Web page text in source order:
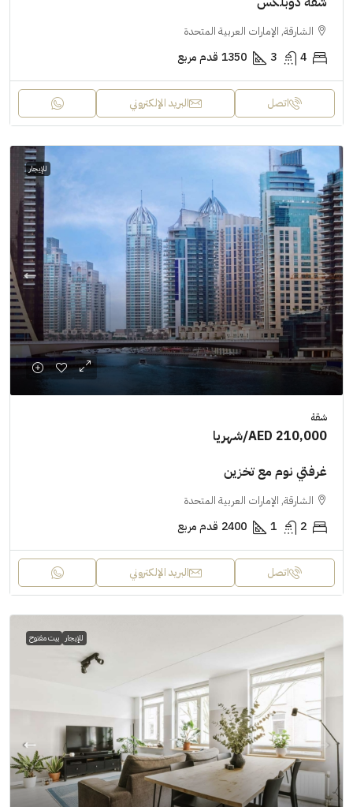
الشارقة, الإمارات العربية المتحدة
4
3
1350 قدم مربع
اتصل البريد الإلكتروني
للإيجار
شقة
AED 210,000/شهريا
غرفتي نوم مع تخزين
الشارقة, الإمارات العربية المتحدة
2
1
2400 قدم مربع
اتصل البريد الإلكتروني
للإيجار بيت مفتوح